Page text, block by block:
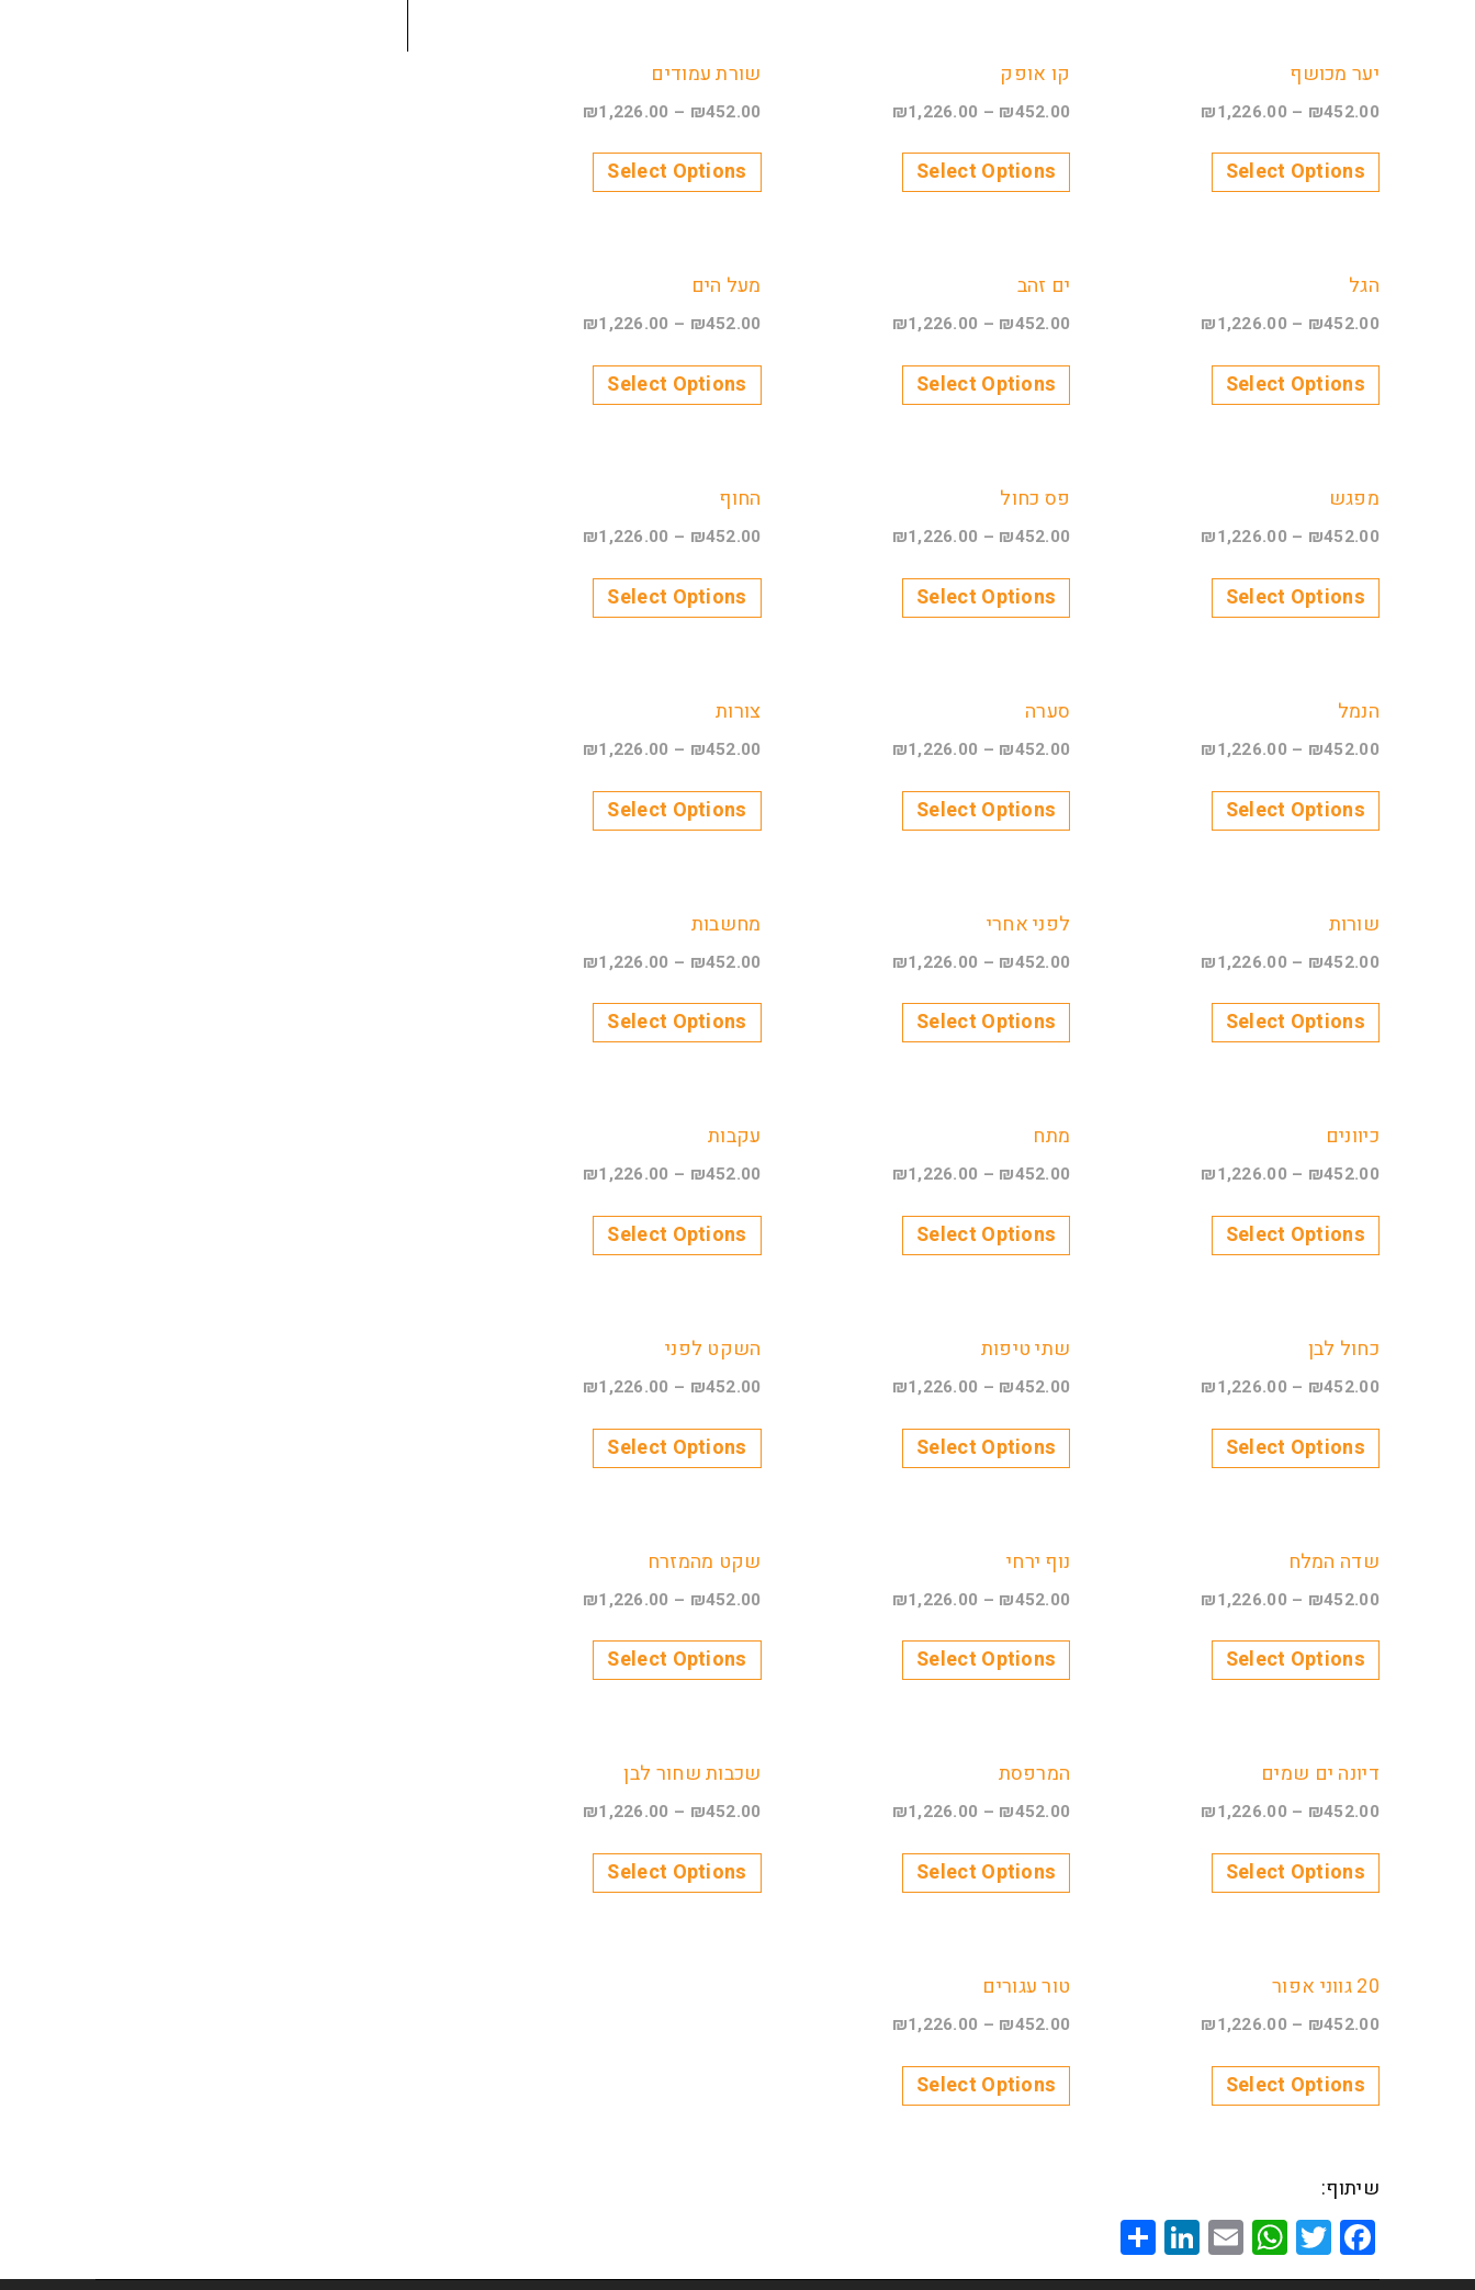
יער מכושף
₪452.00
–
₪1,226.00
Select Options
קו אופק
₪452.00
–
₪1,226.00
Select Options
שורת עמודים
₪452.00
–
₪1,226.00
Select Options
הגל
₪452.00
–
₪1,226.00
Select Options
ים זהב
₪452.00
–
₪1,226.00
Select Options
מעל הים
₪452.00
–
₪1,226.00
Select Options
מפגש
₪452.00
–
₪1,226.00
Select Options
פס כחול
₪452.00
–
₪1,226.00
Select Options
החוף
₪452.00
–
₪1,226.00
Select Options
הנמל
₪452.00
–
₪1,226.00
Select Options
סערה
₪452.00
–
₪1,226.00
Select Options
צורות
₪452.00
–
₪1,226.00
Select Options
שורות
₪452.00
–
₪1,226.00
Select Options
לפני אחרי
₪452.00
–
₪1,226.00
Select Options
מחשבות
₪452.00
–
₪1,226.00
Select Options
כיוונים
₪452.00
–
₪1,226.00
Select Options
מתח
₪452.00
–
₪1,226.00
Select Options
עקבות
₪452.00
–
₪1,226.00
Select Options
כחול לבן
₪452.00
–
₪1,226.00
Select Options
שתי טיפות
₪452.00
–
₪1,226.00
Select Options
השקט לפני
₪452.00
–
₪1,226.00
Select Options
שדה המלח
₪452.00
–
₪1,226.00
Select Options
נוף ירחי
₪452.00
–
₪1,226.00
Select Options
שקט מהמזרח
₪452.00
–
₪1,226.00
Select Options
דיונה ים שמים
₪452.00
–
₪1,226.00
Select Options
המרפסת
₪452.00
–
₪1,226.00
Select Options
שכבות שחור לבן
₪452.00
–
₪1,226.00
Select Options
20 גווני אפור
₪452.00
–
₪1,226.00
Select Options
טור עגורים
₪452.00
–
₪1,226.00
Select Options
שיתוף:
Facebook
Twitter
WhatsApp
Email
LinkedIn